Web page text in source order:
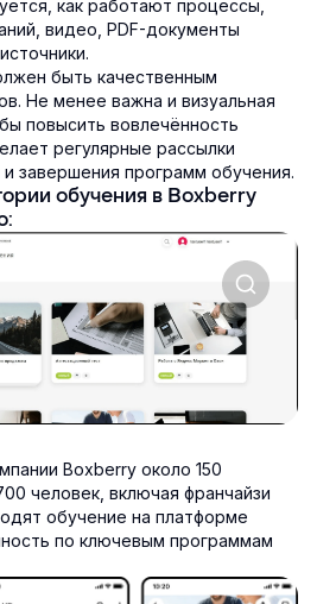
как работают процессы,
видео, PDF-документы
быть качественным
Не менее важна и визуальная
повысить вовлечённость
регулярные рассылки
и завершения программ обучения.
обучения в Boxberry
Boxberry около 150
человек, включая франчайзи
обучение на платформе
по ключевым программам